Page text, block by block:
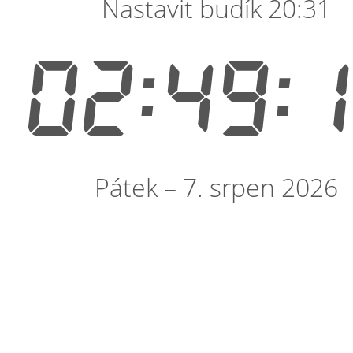
Nastavit budík 20:31
Pátek – 7. srpen 2026